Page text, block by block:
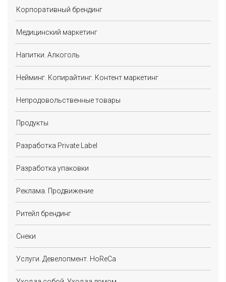
Корпоративный брендинг
Медицинский маркетинг
Напитки. Алкоголь
Нейминг. Копирайтинг. Контент маркетинг
Непродовольственные товары
Продукты
Разработка Private Label
Разработка упаковки
Реклама. Продвижение
Ритейл брендинг
Снеки
Услуги. Девелопмент. HoReCa